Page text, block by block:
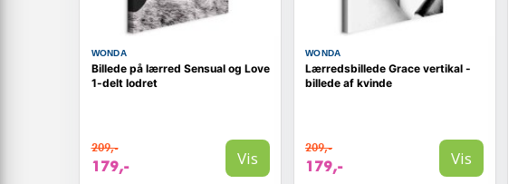
WONDA
Billede på lærred Sensual og Love
1-delt lodret
209,-
179,- Vis
WONDA
Lærredsbillede Grace vertikal -
billede af kvinde
209,-
179,- Vis